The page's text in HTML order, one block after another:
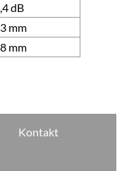
dB
mm
mm
Kontakt